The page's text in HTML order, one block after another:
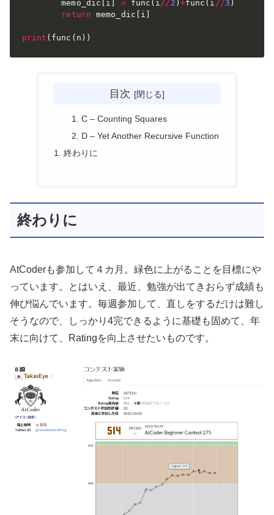
        memo_dic
i = func ( i // 2 ) +func ( i //3 )
return memo_dic i
print ( func ( n ) )
目次
C – Counting Squares
D – Yet Another Recursive Function
終わりに
終わりに
AtCoderも参加して４カ月。緑色に上がることを目標にや
っています。とはいえ、最近、勉強が出てきおらず成績も
伸び悩んでいます。毎週参加して、直しをするだけは難し
そうなので、しっかり4完できるように基礎も固めて、年
末に向けて、Ratingを向上させたいものです。